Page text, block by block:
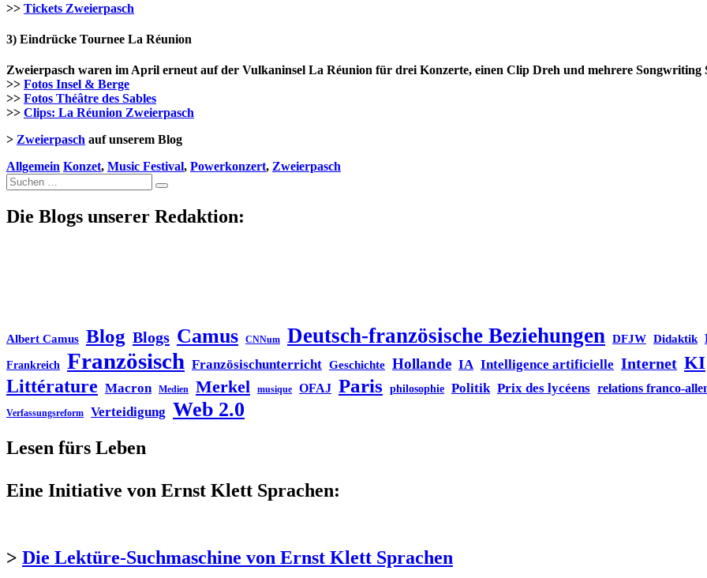
>> Tickets Zweierpasch
3) Eindrücke Tournee La Réunion
Zweierpasch waren im April erneut auf der Vulkaninsel La Réunion für drei Konzerte, einen Clip Dreh und mehrere Songwriting
>> Fotos Insel & Berge
>> Fotos Théâtre des Sables
>> Clips: La Réunion Zweierpasch
> Zweierpasch auf unserem Blog
Allgemein Konzet, Music Festival, Powerkonzert, Zweierpasch
Suche
nach:
Die Blogs unserer Redaktion:
Albert Camus Blog Blogs Camus CNNum Deutsch-französische Beziehungen DFJW Didaktik
Frankreich Französisch Französischunterricht Geschichte Hollande IA Intelligence artificielle Internet KI
Littérature Macron Medien Merkel musique OFAJ Paris philosophie Politik Prix des lycéens relations franco-
Verfassungsreform Verteidigung Web 2.0
Lesen fürs Leben
Eine Initiative von Ernst Klett Sprachen:
> Die Lektüre-Suchmaschine von Ernst Klett Sprachen